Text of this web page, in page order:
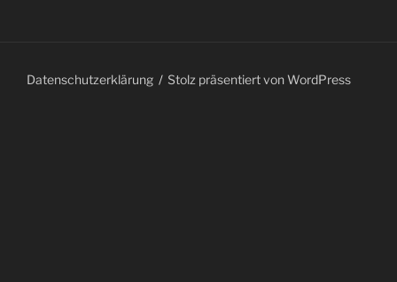
Datenschutzerklärung Stolz präsentiert von WordPress